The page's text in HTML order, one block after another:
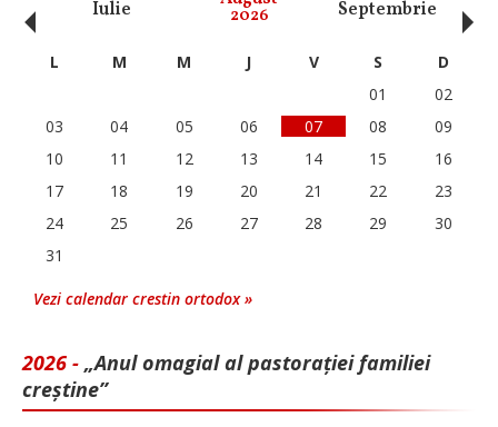
Iulie 2026 Septembrie
‹ L M M J V S
D
01
02
03
04 05 06 07 08
09
10
11 12 13 14 15
16
17
18 19 20 21 22
23
24
25 26 27 28 29
30
31
Vezi calendar crestin ortodox »
2026 - „Anul omagial al pastorației familiei
creștine”